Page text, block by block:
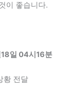
이 좋습니다.
일 04시16분
황 전달